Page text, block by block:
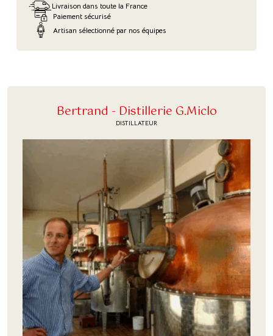
Livraison dans toute la France
Paiement sécurisé
Artisan sélectionné par nos équipes
Bertrand - Distillerie G.Miclo
DISTILLATEUR